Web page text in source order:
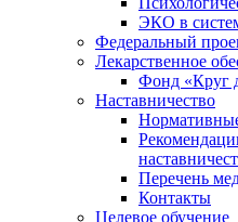
ЭКО в
Федеральный
Лекарственное
Фонд «Круг
Наставничество
Перечень
Контакты
Целевое обучение